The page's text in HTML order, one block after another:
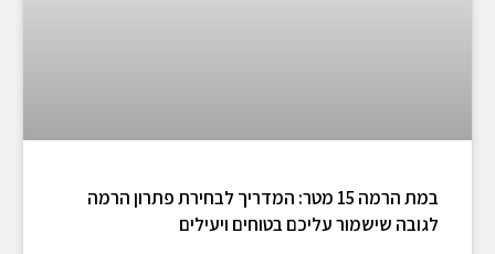
במת הרמה 15 מטר: המדריך לבחירת פתרון הרמה
לגובה שישמור עליכם בטוחים ויעילים